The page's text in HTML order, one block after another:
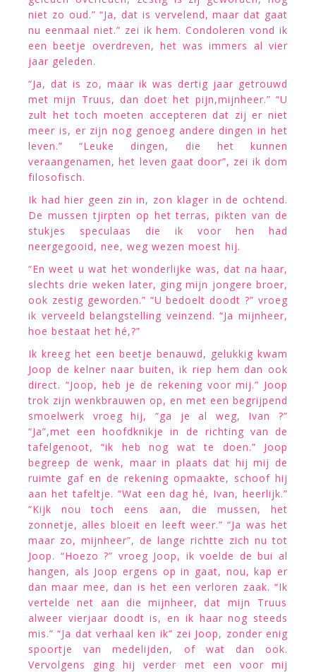
niet zo oud.” “Ja, dat is vervelend, maar dat gaat
nu eenmaal niet.” zei ik hem. Condoleren vond ik
een beetje overdreven, het was immers al vier
jaar geleden.
“Ja, dat is zo, maar ik was dertig jaar getrouwd
met mijn Truus, dan doet het pijn,mijnheer.” “U
zult het toch moeten accepteren dat zij er niet
meer is, er zijn nog genoeg andere dingen in het
leven.” “Leuke dingen, die het kunnen
veraangenamen, het leven gaat door”, zei ik dom
filosofisch.
Ik had hier geen zin in, zon klager in de ochtend.
De mussen tjirpten op het terras, pikten van de
stukjes speculaas die ik voor hen had
neergegooid, nee, weg wezen moest hij.
“En weet u wat het wonderlijke was, dat na haar,
slechts drie weken later, ging mijn jongere broer,
ook zestig geworden.” “U bedoelt doodt ?” vroeg
ik verveeld belangstelling veinzend. “Ja mijnheer,
hoe bestaat het hé,?”
Ik kreeg het een beetje benauwd, gelukkig kwam
Joop de kelner naar buiten, ik riep hem dan ook
direct. “Joop, heb je de rekening voor mij.” Joop
trok zijn wenkbrauwen op, en met een begrijpend
smoelwerk vroeg hij, “ga je al weg, Ivan ?”
“Ja”,met een hoofdknikje in de richting van de
tafelgenoot, “ik heb nog wat te doen.” Joop
begreep de wenk, maar in plaats dat hij mij de
ruimte gaf en de rekening opmaakte, schoof hij
aan het tafeltje. “Wat een dag hé, Ivan, heerlijk.”
“Kijk nou toch eens aan, die mussen, het
zonnetje, alles bloeit en leeft weer.” “Ja was het
maar zo, mijnheer”, de lange richtte zich nu tot
Joop. “Hoezo ?” vroeg Joop, ik voelde de bui al
hangen, als Joop ergens op in gaat, nou, kap er
dan maar mee, dan is het een verloren zaak. “Ik
vertelde net aan die mijnheer, dat mijn Truus
alweer vierjaar doodt is, en ik haar nog steeds
mis.” “Ja dat verhaal ken ik” zei Joop, zonder enig
spoortje van medelijden, of wat dan ook.
Vervolgens ging hij verder met een voor mij